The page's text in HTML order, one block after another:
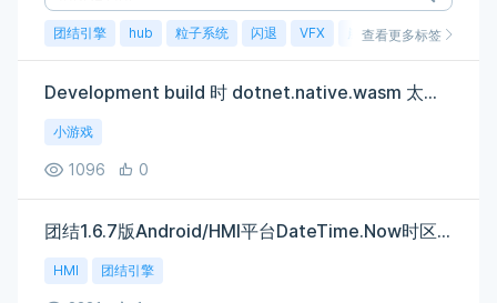
团结引擎 hub 粒子系统 闪退 VFX 崩溃 账号 渲染
查看更多标签
Development build 时 dotnet.native.wasm 太大。
小游戏
1096 0
团结1.6.7版Android/HMI平台DateTime.Now时区异常：返回UTC+0而非本地UTC+8
HMI 团结引擎